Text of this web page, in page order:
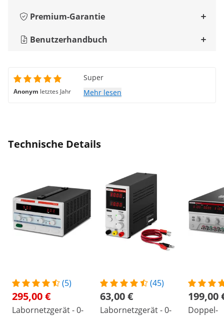
Premium-Garantie
Benutzerhandbuch
Anonym letztes Jahr
Super
Mehr lesen
Technische Details
(5)
295,00 €
Labornetzgerät - 0-
(45)
63,00 €
Labornetzgerät - 0-
199,00
Doppel-